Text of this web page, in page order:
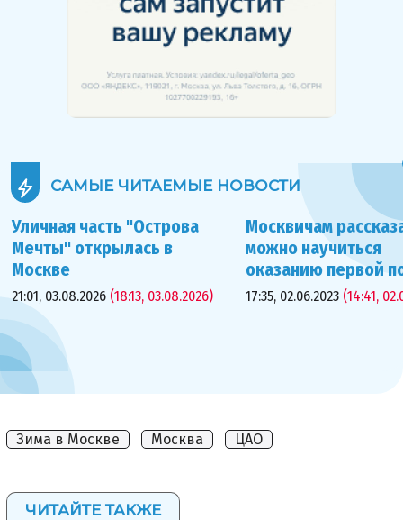
САМЫЕ ЧИТАЕМЫЕ НОВОСТИ
Уличная часть "Острова
Мечты" открылась в
Москве
21:01, 03.08.2026 (18:13, 03.08.2026)
Москвичам
можно научиться
оказанию первой
17:35, 02.06.2023 (14:41,
Зима в Москве Москва ЦАО
ЧИТАЙТЕ ТАКЖЕ